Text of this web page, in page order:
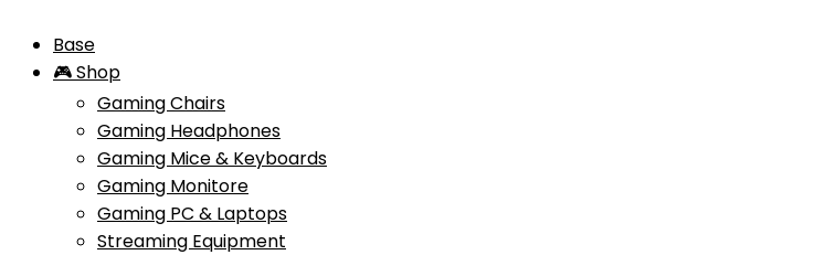
Base
🎮 Shop
Gaming Chairs
Gaming Headphones
Gaming Mice & Keyboards
Gaming Monitore
Gaming PC & Laptops
Streaming Equipment